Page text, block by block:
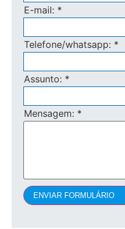
E-mail: *
Telefone/whatsapp: *
Assunto: *
Mensagem: *
ENVIAR FORMULÁRIO